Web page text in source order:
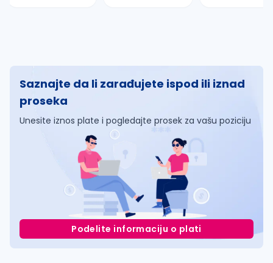
Saznajte da li zarađujete ispod ili iznad
proseka
Unesite iznos plate i pogledajte prosek za vašu poziciju
Podelite informaciju o plati